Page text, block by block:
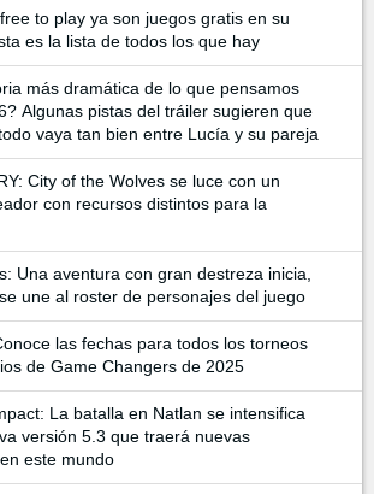
to play ya son juegos gratis en su
es la lista de todos los que hay
más dramática de lo que pensamos
Algunas pistas del tráiler sugieren que
vaya tan bien entre Lucía y su pareja
City of the Wolves se luce con un
con recursos distintos para la
Una aventura con gran destreza inicia,
une al roster de personajes del juego
las fechas para todos los torneos
de Game Changers de 2025
La batalla en Natlan se intensifica
versión 5.3 que traerá nuevas
este mundo